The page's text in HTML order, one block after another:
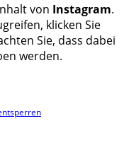
von Instagram.
klicken Sie
Sie, dass dabei
werden.